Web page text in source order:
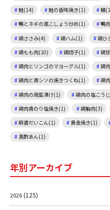
鮭(14)
鮭の香味焼き(1) 鯖
鴨とネギの黒こしょう炒め(1)
鴨
鶏ささみ(4)
鶏ハム(1) 鶏ひ
鶏もも肉(10)
鶏団子(1) 鶏
鶏肉とリンゴのマヨーグル(1)
鶏
鶏肉と青シソの焼きつくね(1)
鶏
鶏肉の南蛮漬け(1)
鶏肉の塩こう
鶏肉青のり塩焼き(1)
鶏胸肉(3)
麻婆だいこん(1)
黄金焼き(1)
黒酢あん(1)
年別アーカイブ
2026(125)